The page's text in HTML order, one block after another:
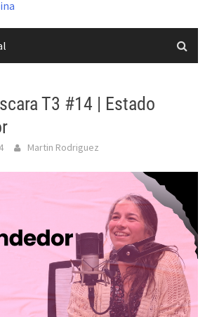
T3 #14 | Estado
Martin Rodriguez